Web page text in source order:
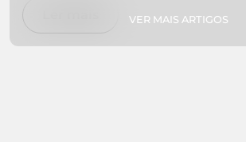
interessado em caminhar, nadar,
jardins botânicos ou
praias isoladas, temos tudo o que
VER MAIS ARTIGOS